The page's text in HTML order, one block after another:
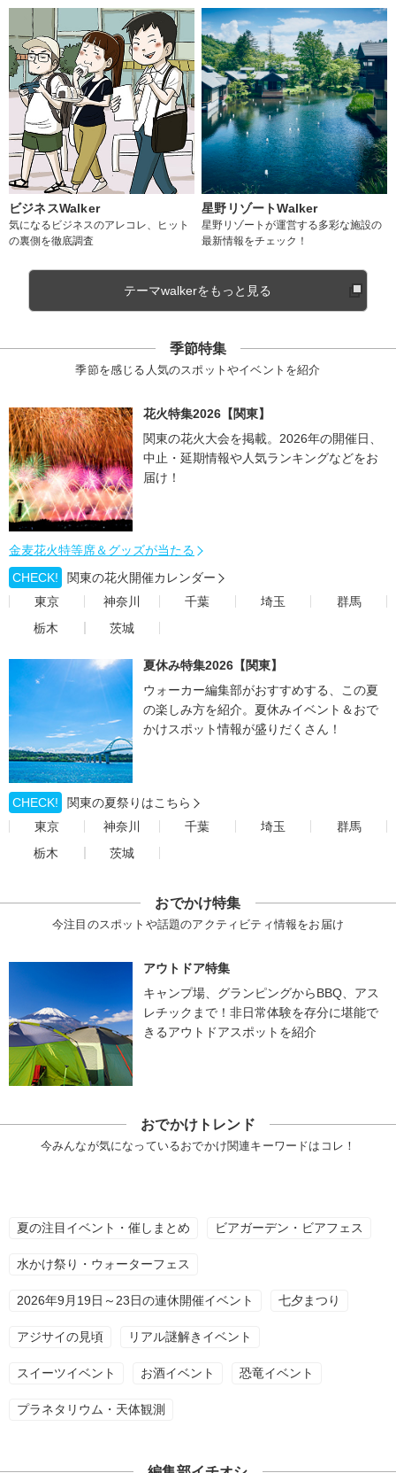
ビジネスWalker
気になるビジネスのアレコレ、ヒット
の裏側を徹底調査
星野リゾートWalker
星野リゾートが運営する多彩な施設の
最新情報をチェック！
テーマwalkerをもっと見る
季節特集
季節を感じる人気のスポットやイベントを紹介
花火特集2026【関東】
関東の花火大会を掲載。2026年の開催日、
中止・延期情報や人気ランキングなどをお
届け！
金麦花火特等席＆グッズが当たる
CHECK!
関東の花火開催カレンダー
東京
神奈川 千葉 埼玉
群馬
栃木
茨城
夏休み特集2026【関東】
ウォーカー編集部がおすすめする、この夏
の楽しみ方を紹介。夏休みイベント＆おで
かけスポット情報が盛りだくさん！
CHECK!
関東の夏祭りはこちら
東京
神奈川 千葉 埼玉
群馬
栃木
茨城
おでかけ特集
今注目のスポットや話題のアクティビティ情報をお届け
アウトドア特集
キャンプ場、グランピングからBBQ、アス
レチックまで！非日常体験を存分に堪能で
きるアウトドアスポットを紹介
おでかけトレンド
今みんなが気になっているおでかけ関連キーワードはコレ！
夏の注目イベント・催しまとめ ビアガーデン・ビアフェス
水かけ祭り・ウォーターフェス
2026年9月19日～23日の連休開催イベント 七夕まつり
アジサイの見頃 リアル謎解きイベント
スイーツイベント お酒イベント 恐竜イベント
プラネタリウム・天体観測